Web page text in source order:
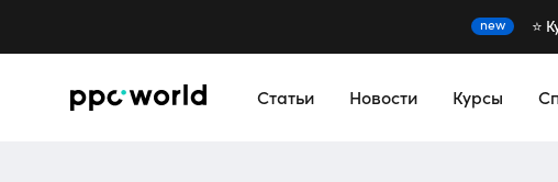
new ⭐️
Статьи Новости Курсы